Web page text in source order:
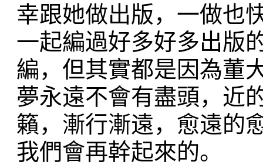
幸跟她做出版，一做也
一起編過好多好多出版
編，但其實都是因為董
夢永遠不會有盡頭，近
籟，漸行漸遠，愈遠的
我們會再幹起來的。